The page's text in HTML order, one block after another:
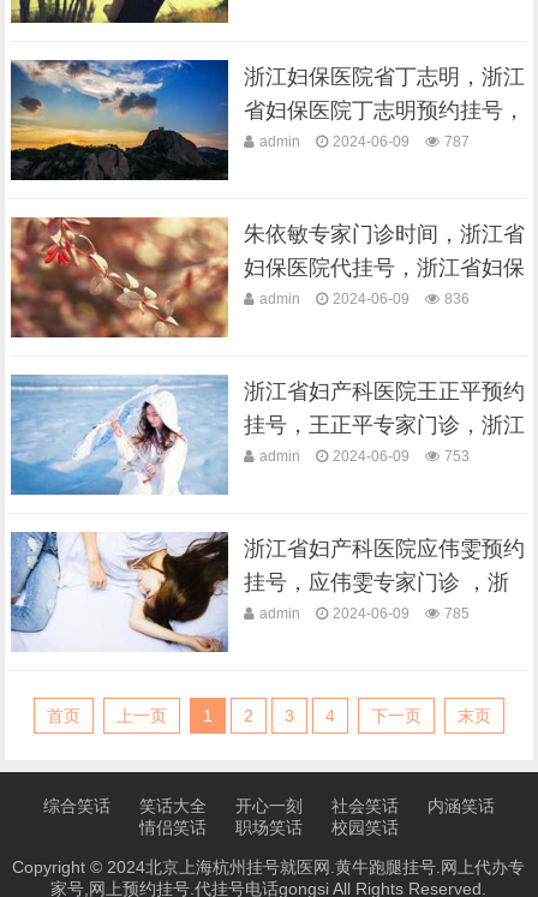
浙江妇保医院省丁志明，浙江
省妇保医院丁志明预约挂号，
浙江省妇···
admin 2024-06-09 787
朱依敏专家门诊时间，浙江省
妇保医院代挂号，浙江省妇保
医院朱依···
admin 2024-06-09 836
浙江省妇产科医院王正平预约
挂号，王正平专家门诊，浙江
省妇保医···
admin 2024-06-09 753
浙江省妇产科医院应伟雯预约
挂号，应伟雯专家门诊 ，浙
江省妇保医···
admin 2024-06-09 785
首页 上一页 1 2 3 4 下一页 末页
综合笑话 笑话大全 开心一刻 社会笑话
内涵笑话
情侣笑话
职场笑话 校园笑话
Copyright © 2024北京上海杭州挂号就医网.黄牛跑腿挂号.网上代办专
家号,网上预约挂号.代挂号电话gongsi All Rights Reserved.